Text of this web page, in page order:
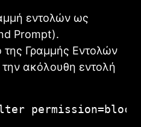
εντολών ως
Prompt).
Γραμμής Εντολών
την ακόλουθη εντολή
permission=block